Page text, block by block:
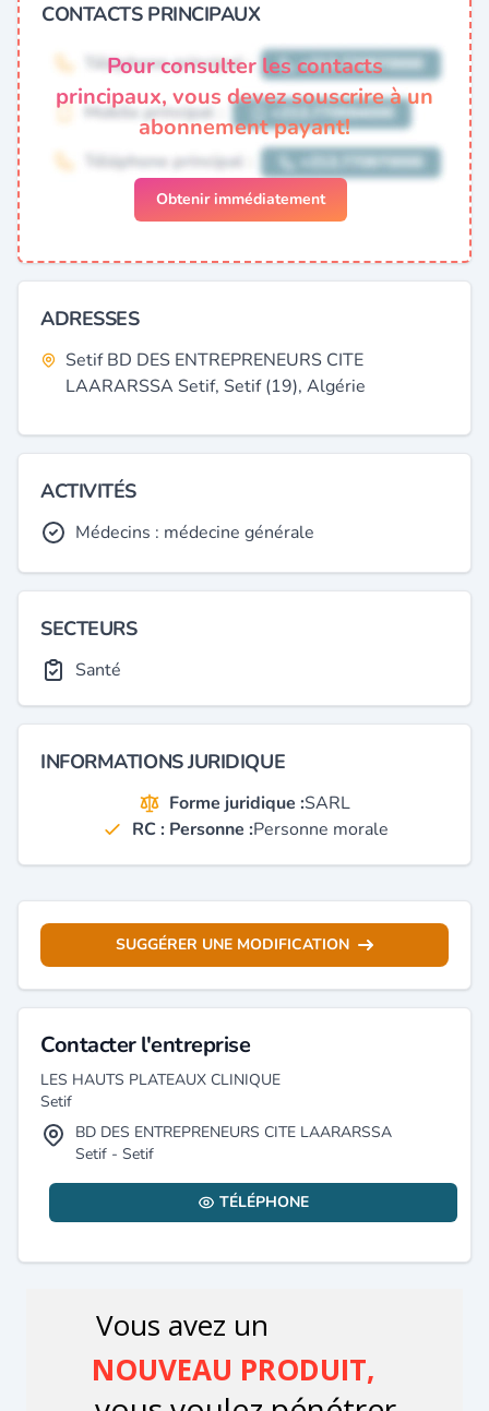
CONTACTS PRINCIPAUX
Pour consulter les contacts
principaux, vous devez souscrire à un
abonnement payant!
Obtenir immédiatement
ADRESSES
Setif BD DES ENTREPRENEURS CITE
LAARARSSA Setif, Setif (19), Algérie
ACTIVITÉS
Médecins : médecine générale
SECTEURS
Santé
INFORMATIONS JURIDIQUE
Forme juridique :SARL
RC : Personne :Personne morale
SUGGÉRER UNE MODIFICATION
Contacter l'entreprise
LES HAUTS PLATEAUX CLINIQUE
Setif
BD DES ENTREPRENEURS CITE LAARARSSA
Setif - Setif
TÉLÉPHONE